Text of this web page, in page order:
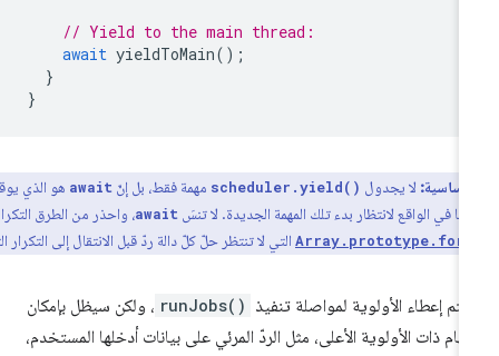
// Yield to the main thread:
await yieldToMain
أساسية:لا يجدولscheduler.yield()مهمة فقط، بل إنّawaitهو الذي يوقف
في الواقع لانتظار بدء تلك المهمة الجديدة. لا تنسَawait، واحذر من الطرق التكرارية
التي لا تنتظر حلّ كلّ دالة ردّ قبل الانتقال إلى التكرار التالي.
إعطاء الأولوية لمواصلة تنفيذ runJobs() ، ولكن سيظل بإمكان
ذات الأولوية الأعلى، مثل الردّ المرئي على بيانات أدخلها المستخدم،